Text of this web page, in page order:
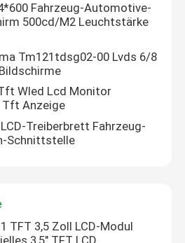
Fahrzeug-Automotive-
500cd/M2 Leuchtstärke
Tm121tdsg02-00 Lvds 6/8
Wled Lcd Monitor
Tft Anzeige
Treiberbrett Fahrzeug-
Schnittstelle
TFT 3,5 Zoll LCD-Modul